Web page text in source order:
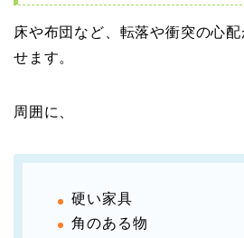
床や布団など、転落や衝突の心
せます。
周囲に、
硬い家具
角のある物